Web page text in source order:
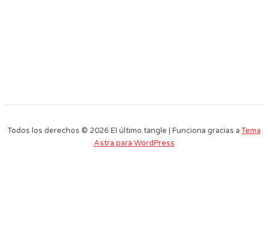
Todos los derechos © 2026 El último tangle | Funciona gracias aTema
Astra para WordPress